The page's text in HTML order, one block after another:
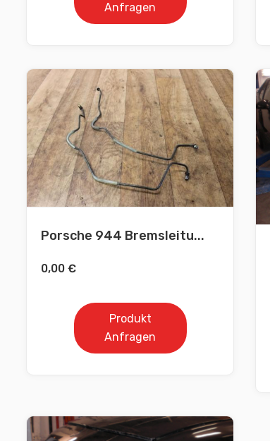
Anfragen
Porsche 944 Bremsleitu...
0,00 €
Produkt
Anfragen